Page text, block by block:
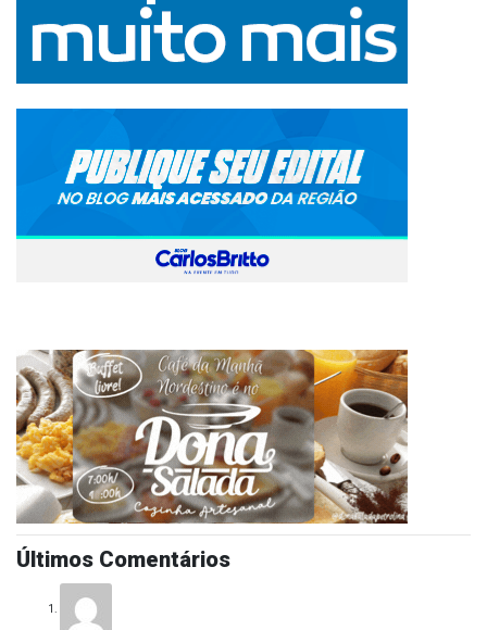
Últimos Comentários